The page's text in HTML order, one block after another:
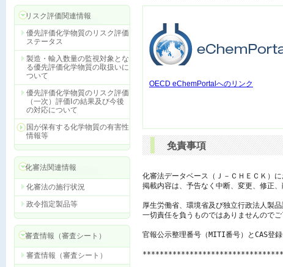
リスク評価関連情報
優先評価化学物質のリスク評価
ステータス
製造・輸入数量の監視対象とな
る優先評価化学物質の取扱いに
ついて
優先評価化学物質のリスク評価
（一次）評価Ⅰの結果及び今後
の対応について
国が保有する化学物質の有害性
情報等
化審法関連情報
化審法の施行状況
政令指定製品等
審査情報（審査シート）
審査情報（審査シート）
OECD eChemPortalへのリンク
免責事項
化審法データベース（Ｊ－ＣＨＥＣＫ）
掲載内容は、予告なく中断、変更、修正
厚生労働省、環境省及び独立行政法人製
一切責任を負うものではありませんのでご
官報公示整理番号（MITI番号）とCAS登